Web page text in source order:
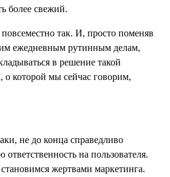
более свежий.
так. И, просто поменяв
ежедневным рутинным делам,
в решение такой
о которой мы сейчас говорим,
не до конца справедливо
ответственность на пользователя.
жертвами маркетинга.